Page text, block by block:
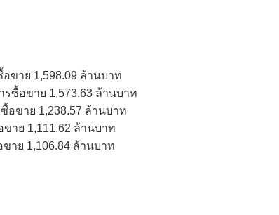
ขาย 1,598.09 ล้านบาท
รซื้อขาย 1,573.63 ล้านบาท
อขาย 1,238.57 ล้านบาท
าย 1,111.62 ล้านบาท
าย 1,106.84 ล้านบาท